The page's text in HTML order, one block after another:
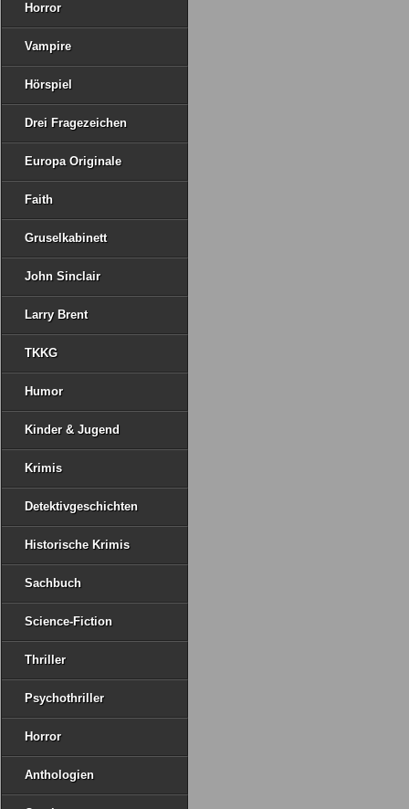
Horror
Vampire
Hörspiel
Drei Fragezeichen
Europa Originale
Faith
Gruselkabinett
John Sinclair
Larry Brent
TKKG
Humor
Kinder & Jugend
Krimis
Detektivgeschichten
Historische Krimis
Sachbuch
Science-Fiction
Thriller
Psychothriller
Horror
Anthologien